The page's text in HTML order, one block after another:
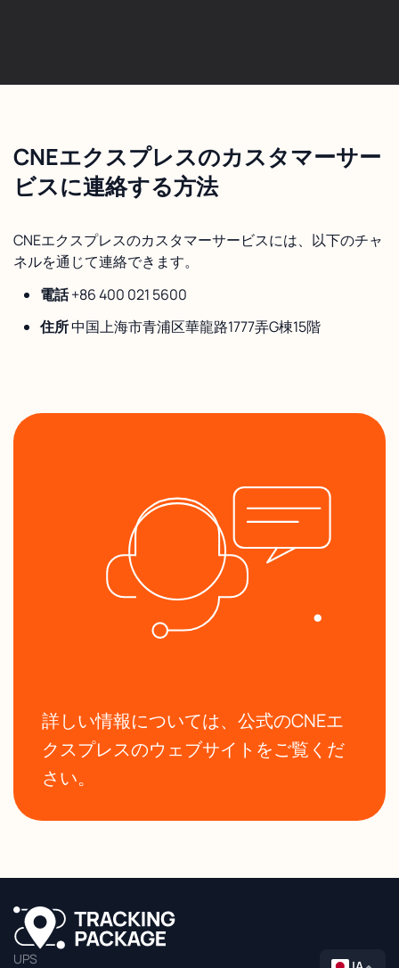
CNEエクスプレスのカスタマーサー
ビスに連絡する方法
CNEエクスプレスのカスタマーサービスには、以下のチャ
ネルを通じて連絡できます。
電話+86 400 021 5600
住所中国上海市青浦区華龍路1777弄G棟15階
詳しい情報については、公式のCNEエ
クスプレスのウェブサイトをご覧くだ
さい。
UPS